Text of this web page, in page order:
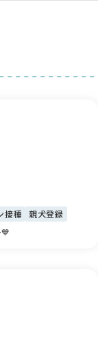
接種
親犬登録